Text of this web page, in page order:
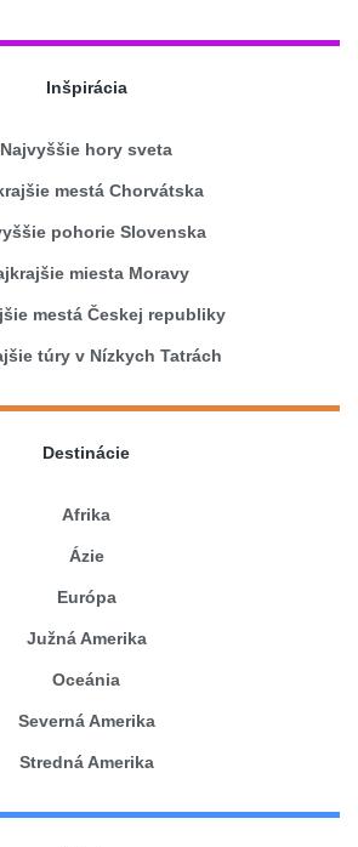
Inšpirácia
Najvyššie hory sveta
mestá Chorvátska
pohorie Slovenska
miesta Moravy
mestá Českej republiky
túry v Nízkych Tatrách
Destinácie
Afrika
Ázie
Európa
Južná Amerika
Oceánia
Severná Amerika
Stredná Amerika